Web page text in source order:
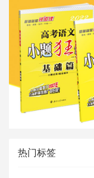
热门标签